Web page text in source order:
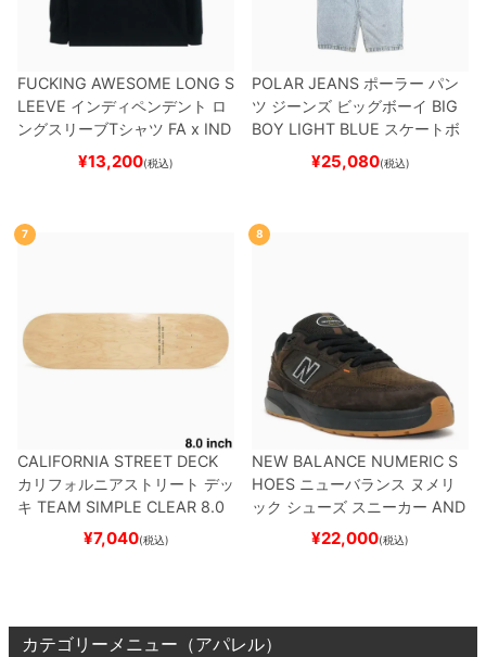
FUCKING AWESOME LONG S
LEEVE インディペンデント ロ
ングスリーブTシャツ FA x IND
EPENDENTHOSTAGE
スケートボード スケボー
¥13,200(税込)
POLAR JEANS ポーラー パン
ツ ジーンズ ビッグボーイ BIG
BOY LIGHT BLUE スケートボ
ード スケボー
¥25,080(税込)
7
CALIFORNIA STREET DECK
カリフォルニアストリート デッ
キ TEAM SIMPLE CLEAR 8.0
ブランク（DSM）
ード スケボー
¥7,040(税込)
8
NEW BALANCE NUMERIC S
HOES ニューバランス ヌメリ
ック シューズ スニーカー AND
REW REYNOLDS 933
BROWN/BLACK
スケート
¥22,000(税込)
カテゴリーメニュー（アパレル）